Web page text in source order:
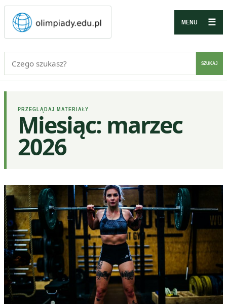
MENU ☰
SZUKAJ
PRZEGLĄDAJ MATERIAŁY
Miesiąc: marzec
2026